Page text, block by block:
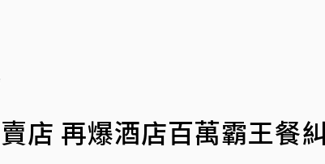
店 再爆酒店百萬霸王餐